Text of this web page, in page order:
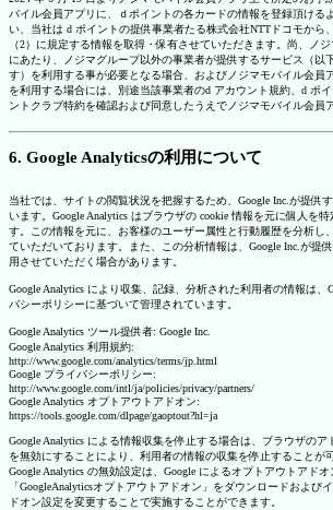
バイル会員アプリに、ｄポイントの各カードの情報を登録頂ける
い、当社は d ポイントの提供事業者たる株式会社NTTドコモから
（2）に規定する情報を取得・保有させていただきます。尚、ノ
にあたり、ノジマグループ以外の事業者が提供するサービス（以
す）を利用する事が必要となる場合、およびノジマモバイル会員
を利用する場合には、別途当該事業者のd アカウント規約、d ポ
ントクラブ特約を確認および同意したうえでノジマモバイル会員
6. Google Analyticsの利用について
当社では、サイトの閲覧状況を把握するため、Google Inc.が提供
います。Google Analytics はブラウザの cookie 情報を元に個人を
す。この情報を元に、お客様のユーザー属性と行動履歴を分析し
ていただいております。また、この分析情報は、Google Inc.が提
用させていただく場合があります。
Google Analytics により収集、記録、分析された利用者の情報は、
バシーポリシーに基づいて管理されています。
Google Analytics ツール提供者: Google Inc.
Google Analytics 利用規約:
http://www.google.com/analytics/terms/jp.html
Google プライバシーポリシー:
http://www.google.com/intl/ja/policies/privacy/partners/
Google Analytics オプトアウトアドオン:
https://tools.google.com/dlpage/gaoptout?hl=ja
Google Analytics による情報収集を停止する場合は、ブラウザのア
を無効にすることにより、利用者の情報の収集を停止することが
Google Analytics の無効設定は、Google によるオプトアウトアド
「GoogleAnalyticsオプトアウトアドオン」をダウンロードおよび
ドオン設定を変更することで実施することができます。